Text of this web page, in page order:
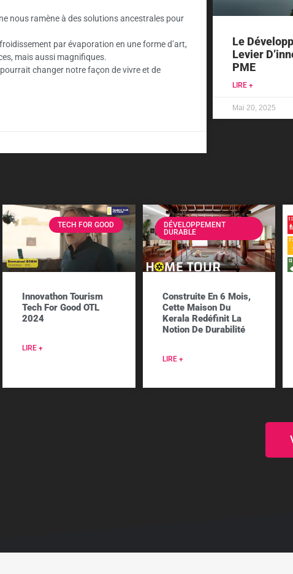
nous ramène à des solutions ancestrales pour
par évaporation en une forme d’art,
mais aussi magnifiques.
changer notre façon de vivre et de
Le
Levier
PME
LIRE +
Mai 20, 2025
TECH FOR GOOD
Innovathon Tourism
Tech For Good OTL
2024
LIRE +
DÉVELOPPEMENT
DURABLE
Construite En 6 Mois,
Cette Maison Du
Kerala Redéfinit La
Notion De Durabilité
LIRE +